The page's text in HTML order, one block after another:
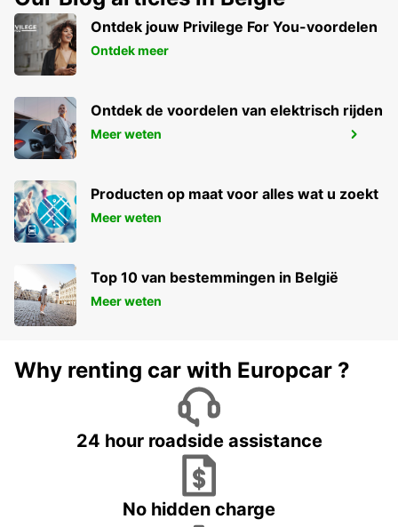
KOLKATA - INDIA
KOLKATA INTERNATIONAL AIRPORT
TERMINAL 2
Ontdek jouw Privilege For You-voordelen
Ontdek meer
Ontdek de voordelen van elektrisch rijden
Meer weten
Producten op maat voor alles wat u zoekt
Meer weten
Top 10 van bestemmingen in België
Meer weten
Why renting car with Europcar ?
24 hour roadside assistance
No hidden charge